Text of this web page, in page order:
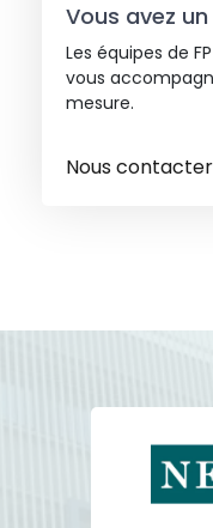
Vous avez
Les équipes de
vous
mesure.
Nous contacter